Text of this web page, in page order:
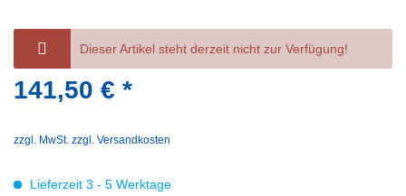
Dieser Artikel steht derzeit nicht zur Verfügung!
141,50 € *
zzgl. MwSt. zzgl. Versandkosten
Lieferzeit 3 - 5 Werktage